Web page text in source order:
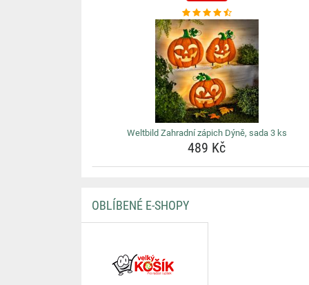
Weltbild Zahradní zápich Dýně, sada 3 ks
489 Kč
OBLÍBENÉ E-SHOPY